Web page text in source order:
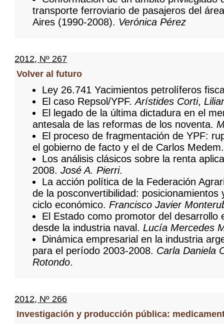
transporte ferroviario de pasajeros del
Aires (1990-2008). Verónica Pérez
2012, Nº 267
Volver al futuro
Ley 26.741 Yacimientos petrolíferos
El caso Repsol/YPF.Arístides Corti,
El legado de la última dictadura en el
antesala de las reformas de los noventa.
El proceso de fragmentación de YPF:
el gobierno de facto y el de Carlos
Los análisis clásicos sobre la renta
2008.José A. Pierri.
La acción política de la Federación
de la posconvertibilidad:
ciclo económico.Francisco Javier
El Estado como promotor del desarrollo
desde la industria naval.Lucía Mercedes
Dinámica empresarial en la industria
para el período 2003-2008. Carla Daniela
Rotondo.
2012, Nº 266
Investigación y producción pública: